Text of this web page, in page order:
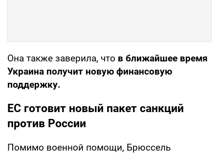
Она также заверила, что в ближайшее время
Украина получит новую финансовую
поддержку.
ЕС готовит новый пакет санкций
против России
Помимо военной помощи, Брюссель